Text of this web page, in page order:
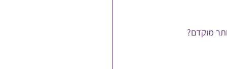
מוקדם?